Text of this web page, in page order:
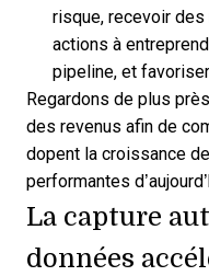
risque, recevoir
actions à
pipeline, et
Regardons de plus
des revenus afin de
dopent la croissance
performantes
La capture
données